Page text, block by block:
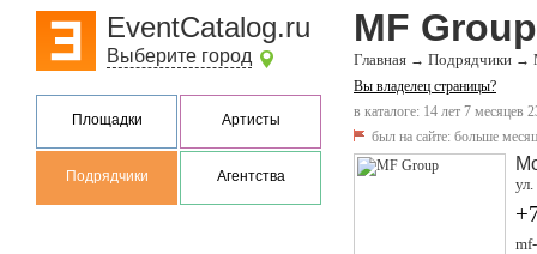
EventCatalog.ru
Выберите город
Площадки Артисты
Подрядчики Агентства
MF Group
Главная → Подрядчики →
Вы владелец страницы?
в каталоге: 14 лет 7 месяцев
был на сайте: больше